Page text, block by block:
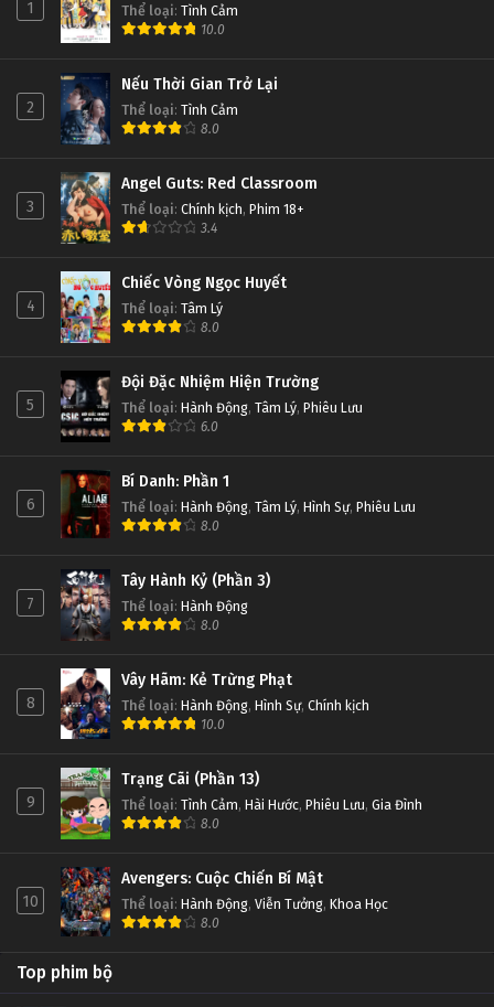
1 Thể loại: Tình Cảm
10.0
2
Nếu Thời Gian Trở Lại
Thể loại: Tình Cảm
8.0
3
Angel Guts: Red Classroom
Thể loại: Chính kịch, Phim 18+
3.4
4
Chiếc Vòng Ngọc Huyết
Thể loại: Tâm Lý
8.0
5
Đội Đặc Nhiệm Hiện Trường
Thể loại: Hành Động, Tâm Lý, Phiêu Lưu
6.0
6
Bí Danh: Phần 1
Thể loại: Hành Động, Tâm Lý, Hình Sự, Phiêu Lưu
8.0
7
Tây Hành Kỷ (Phần 3)
Thể loại: Hành Động
8.0
8
Vây Hãm: Kẻ Trừng Phạt
Thể loại: Hành Động, Hình Sự, Chính kịch
10.0
9
Trạng Cãi (Phần 13)
Thể loại: Tình Cảm, Hài Hước, Phiêu Lưu, Gia Đình
8.0
10
Avengers: Cuộc Chiến Bí Mật
Thể loại: Hành Động, Viễn Tưởng, Khoa Học
8.0
Top phim bộ